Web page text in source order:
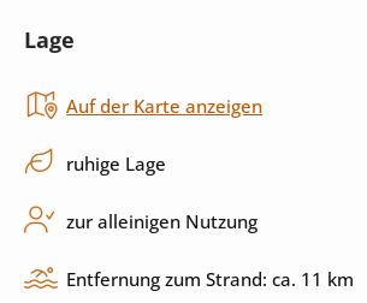
Toaster
Küchenutensilien
Außenbereich
Pool Garten
Lage
Auf der Karte anzeigen
ruhige Lage
zur alleinigen Nutzung
Entfernung zum Strand: ca. 11 km